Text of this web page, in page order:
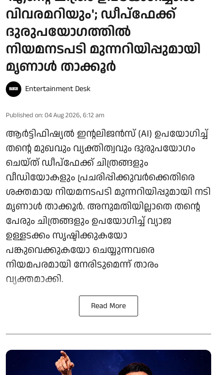
വിവരമറിയും'; ഡീപ്‌ഫേക്ക്
ദുരുപയോഗത്തിൽ
നിയമനടപടി മുന്നറിയിപ്പുമായി
മൃണാൾ താക്കൂർ
Entertainment Desk
Published on: 04 Aug 2026, 6:12 am
ആർട്ടിഫിഷ്യൽ ഇന്റലിജൻസ് (AI) ഉപയോഗിച്ച്
തന്റെ മുഖവും വ്യക്തിത്വവും ദുരുപയോഗം
ചെയ്ത് ഡീപ്‌ഫേക്ക് ചിത്രങ്ങളും
വീഡിയോകളും പ്രചരിപ്പിക്കുവർക്കെതിരെ
ശക്തമായ നിയമനടപടി മുന്നറിയിപ്പുമായി നടി
മൃണാൾ താക്കൂർ. അനുമതിയില്ലാതെ തന്റെ
പേരും ചിത്രങ്ങളും ഉപയോഗിച്ച് വ്യാജ
ഉള്ളടക്കം സൃഷ്ടിക്കുകയോ
പങ്കുവെക്കുകയോ ചെയ്യുന്നവരെ
നിയമപരമായി നേരിടുമെന്ന് താരം
വ്യക്തമാക്കി.
Read More